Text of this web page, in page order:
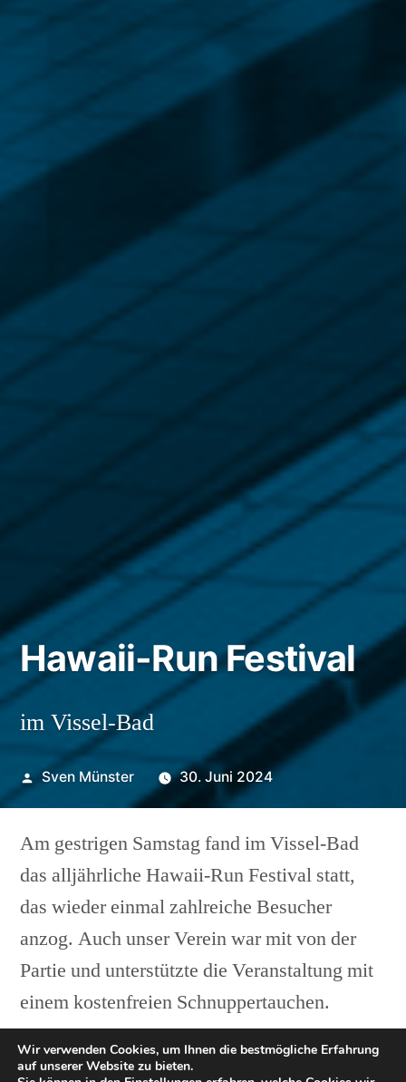
Hawaii-Run Festival
im Vissel-Bad
Veröffentlicht
Sven Münster 30. Juni 2024
Am gestrigen Samstag fand im Vissel-Bad
das alljährliche Hawaii-Run Festival statt,
das wieder einmal zahlreiche Besucher
anzog. Auch unser Verein war mit von der
Partie und unterstützte die Veranstaltung mit
einem kostenfreien Schnuppertauchen.
Unsere Mitglieder Astrid, Carina, Lasse und
Wir verwenden Cookies, um Ihnen die bestmögliche Erfahrung
auf unserer Website zu bieten.